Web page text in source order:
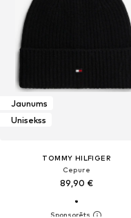
Jaunums
Unisekss
TOMMY HILFIGER
Cepure
89,90 €